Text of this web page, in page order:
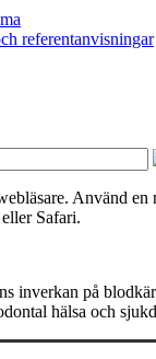
referentanvisningar
Använd en
Safari.
inverkan på
hälsa och